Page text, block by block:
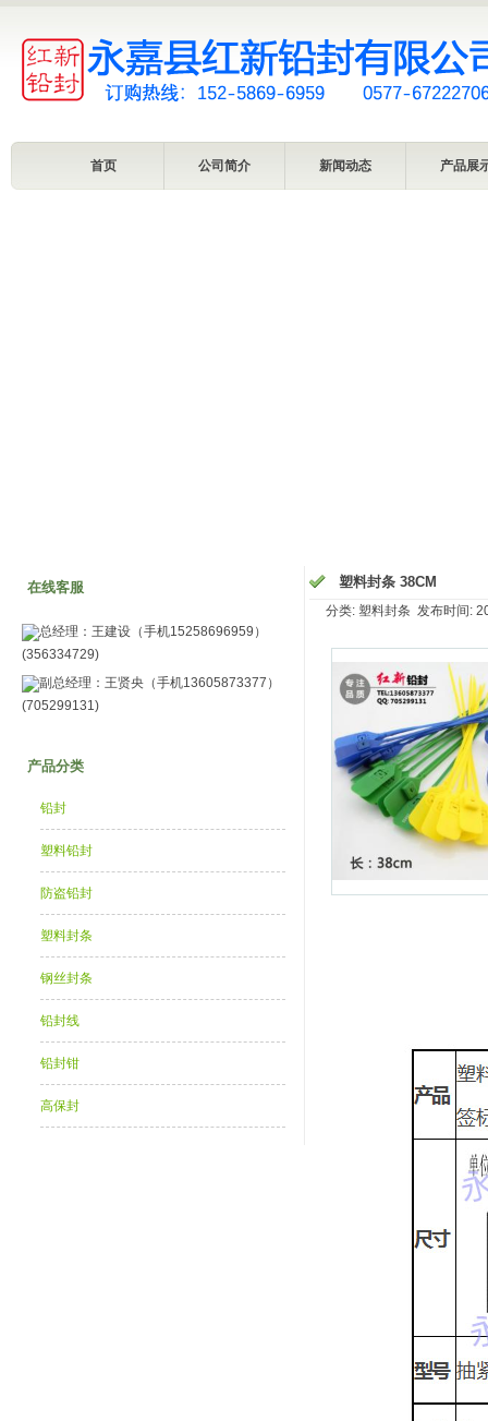
首页 公司简介 新闻动态 产品展
在线客服
总经理：王建设（手机15258696959）
(356334729)
副总经理：王贤央（手机13605873377）
(705299131)
产品分类
铅封
塑料铅封
防盗铅封
塑料封条
钢丝封条
铅封线
铅封钳
高保封
塑料封条 38CM
分类: 塑料封条 发布时间: